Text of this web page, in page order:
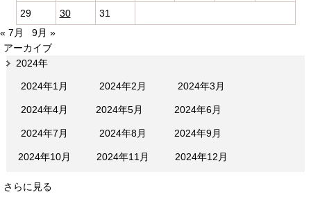
29 30
31
« 7月
9月 »
アーカイブ
2024年
2024年1月 2024年2月 2024年3月
2024年4月 2024年5月 2024年6月
2024年7月 2024年8月 2024年9月
2024年10月 2024年11月 2024年12月
さらに見る